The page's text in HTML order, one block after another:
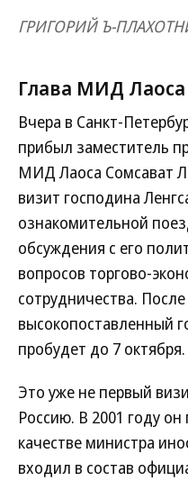
ГРИГОРИЙ Ъ-
Глава МИД Лаоса
Вчера в Санкт-
прибыл заместитель
МИД Лаоса Сомсават
визит господина
ознакомительной
обсуждения с его
вопросов торгово-
сотрудничества. После
высокопоставленный
пробудет до 7 октября.
Это уже не первый
Россию. В 2001 году
качестве министра
входил в состав